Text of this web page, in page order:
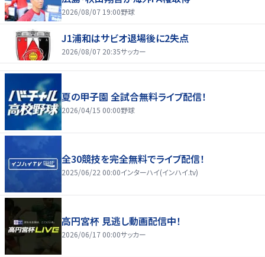
2026/08/07 19:00野球
J1浦和はサビオ退場後に2失点
2026/08/07 20:35サッカー
夏の甲子園 全試合無料ライブ配信！
2026/04/15 00:00野球
全30競技を完全無料でライブ配信！
2025/06/22 00:00インターハイ(インハイ.tv)
高円宮杯 見逃し動画配信中！
2026/06/17 00:00サッカー